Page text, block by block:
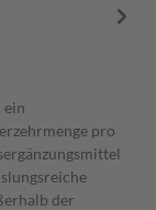
ein
pro
der